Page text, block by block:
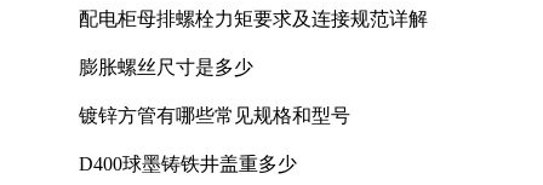
配电柜母排螺栓力矩要求及连接规范详解
膨胀螺丝尺寸是多少
镀锌方管有哪些常见规格和型号
D400球墨铸铁井盖重多少